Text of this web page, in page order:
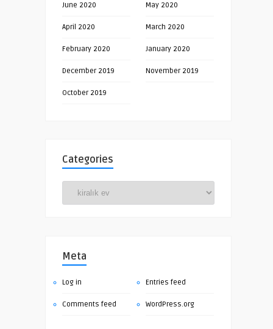
June 2020 May 2020
April 2020 March 2020
February 2020 January 2020
December 2019 November 2019
October 2019
Categories
Meta
Log in Entries feed
Comments feed WordPress.org